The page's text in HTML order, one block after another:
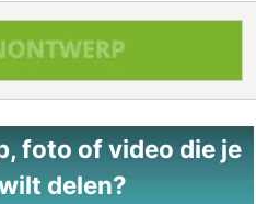
foto of video die je
delen?